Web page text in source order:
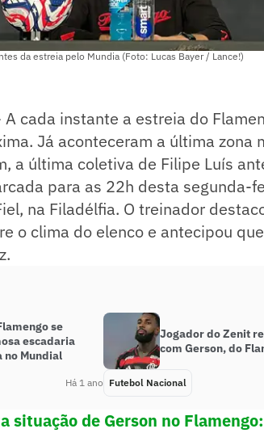
da estreia pelo Mundia (Foto: Lucas Bayer / Lance!)
A cada instante a estreia do
Já aconteceram a última zona
a última coletiva de Filipe Luís
para as 22h desta segunda-
na Filadélfia. O treinador
o clima do elenco e antecipou
se
escadaria
no Mundial
Há 1 ano
Jogador do Zenit
com Gerson, do
Futebol Nacional
situação de Gerson no